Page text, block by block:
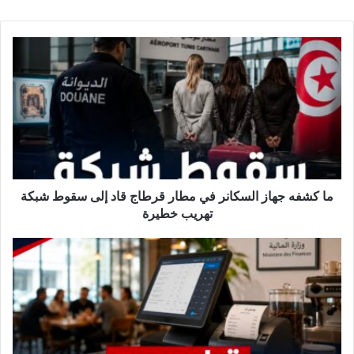
م
ا
ش
ف
ه
ا
ك
ا
ن
ر
ف
ي
ما كشفه جهاز السكانر في مطار قرطاج قاد إلى سقوط شبكة
تهريب خطيرة
د
ا
ي
ة
م
ن